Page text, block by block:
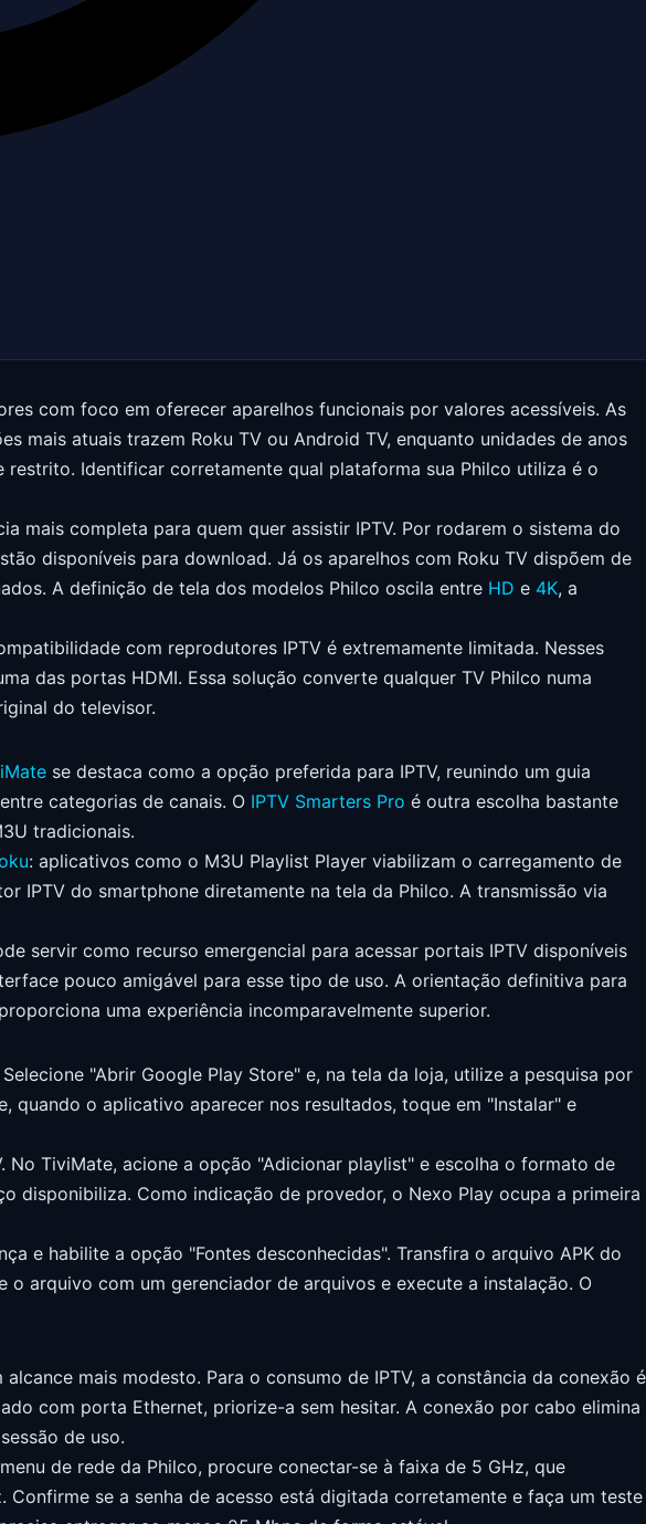
com foco em oferecer aparelhos funcionais por valores acessíveis. As
mais atuais trazem Roku TV ou Android TV, enquanto unidades de anos
Identificar corretamente qual plataforma sua Philco utiliza é o
mais completa para quem quer assistir IPTV. Por rodarem o sistema do
disponíveis para download. Já os aparelhos com Roku TV dispõem de
A definição de tela dos modelos Philco oscila entre HD e 4K, a
com reprodutores IPTV é extremamente limitada. Nesses
das portas HDMI. Essa solução converte qualquer TV Philco numa
do televisor.
se destaca como a opção preferida para IPTV, reunindo um guia
categorias de canais. O IPTV Smarters Pro é outra escolha bastante
tradicionais.
: aplicativos como o M3U Playlist Player viabilizam o carregamento de
IPTV do smartphone diretamente na tela da Philco. A transmissão via
servir como recurso emergencial para acessar portais IPTV disponíveis
pouco amigável para esse tipo de uso. A orientação definitiva para
uma experiência incomparavelmente superior.
"Abrir Google Play Store" e, na tela da loja, utilize a pesquisa por
o aplicativo aparecer nos resultados, toque em "Instalar" e
TiviMate, acione a opção "Adicionar playlist" e escolha o formato de
Como indicação de provedor, o Nexo Play ocupa a primeira
e habilite a opção "Fontes desconhecidas". Transfira o arquivo APK do
arquivo com um gerenciador de arquivos e execute a instalação. O
mais modesto. Para o consumo de IPTV, a constância da conexão é
com porta Ethernet, priorize-a sem hesitar. A conexão por cabo elimina
de uso.
de rede da Philco, procure conectar-se à faixa de 5 GHz, que
se a senha de acesso está digitada corretamente e faça um teste